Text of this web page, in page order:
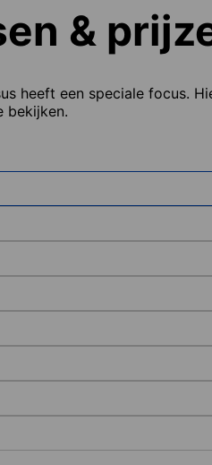
&
heeft een speciale focus.
bekijken.